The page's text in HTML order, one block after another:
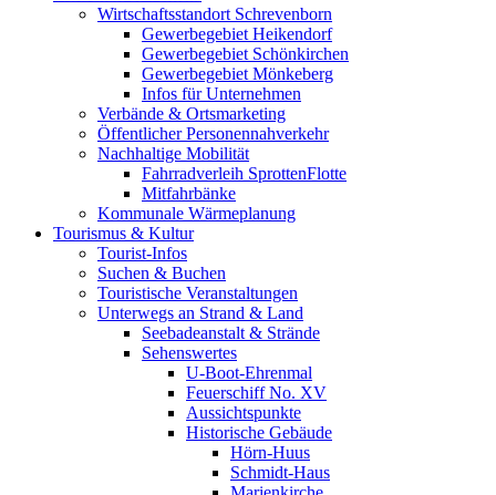
Wirtschaftsstandort Schrevenborn
Gewerbegebiet Heikendorf
Gewerbegebiet Schönkirchen
Gewerbegebiet Mönkeberg
Infos für Unternehmen
Verbände & Ortsmarketing
Öffentlicher Personennahverkehr
Nachhaltige Mobilität
Fahrradverleih SprottenFlotte
Mitfahrbänke
Kommunale Wärmeplanung
Tourismus & Kultur
Tourist-Infos
Suchen & Buchen
Touristische Veranstaltungen
Unterwegs an Strand & Land
Seebadeanstalt & Strände
Sehenswertes
U-Boot-Ehrenmal
Feuerschiff No. XV
Aussichtspunkte
Historische Gebäude
Hörn-Huus
Schmidt-Haus